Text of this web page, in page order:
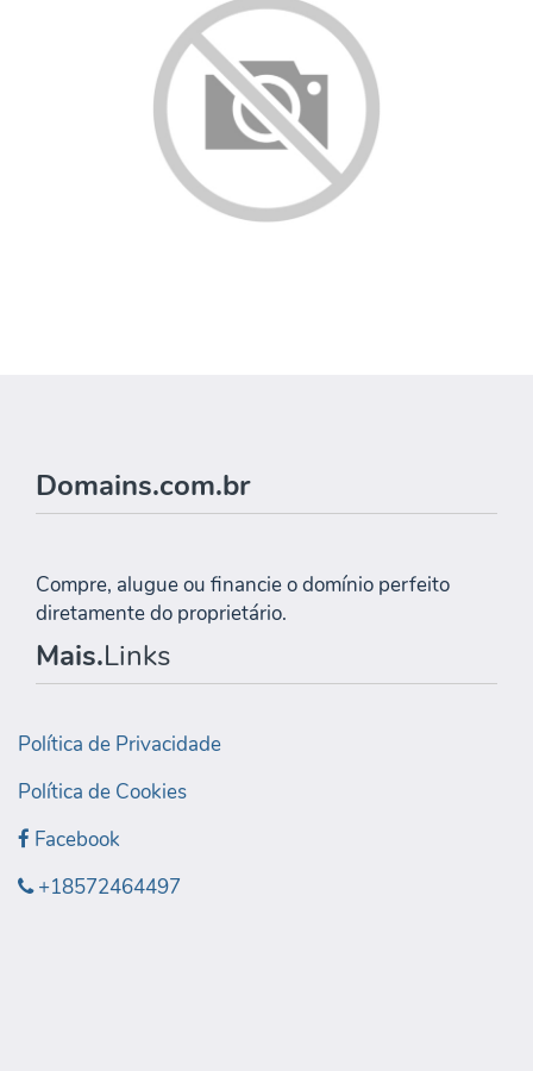
Domains.com.br
Compre, alugue ou financie o domínio perfeito
diretamente do proprietário.
Mais.Links
Política de Privacidade
Política de Cookies
Facebook
+18572464497